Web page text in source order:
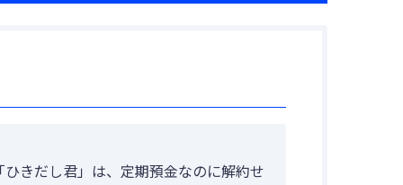
きだし君」は、定期預金なのに解約せ